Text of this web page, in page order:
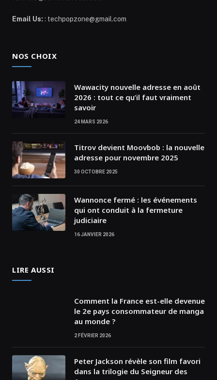
Email Us: : techpopzone@gmail.com
NOS CHOIX
Wawacity nouvelle adresse en août
2026 : tout ce qu’il faut vraiment
savoir
24 MARS 2026
Titrov devient Moovbob : la nouvelle
adresse pour novembre 2025
30 OCTOBRE 2025
Wannonce fermé : les événements
qui ont conduit à la fermeture
judiciaire
16 JANVIER 2026
LIRE AUSSI
Comment la France est-elle devenue
le 2e pays consommateur de manga
au monde ?
2 FÉVRIER 2026
Peter Jackson révèle son film favori
dans la trilogie du Seigneur des